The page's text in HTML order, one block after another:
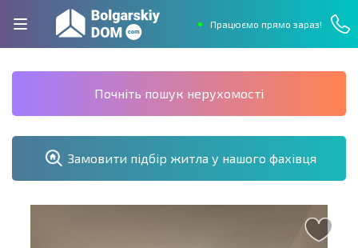
Працюємо прямо зараз!
Почніть пошук нерухомості
Замовити підбір житла у нашого фахівця